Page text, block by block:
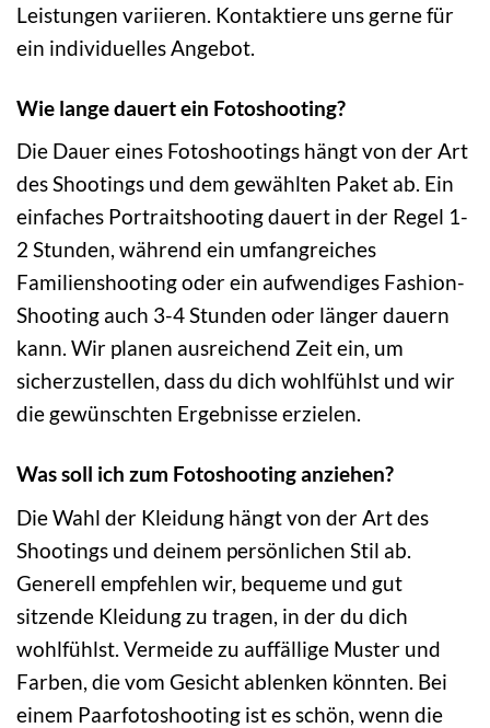
Leistungen variieren. Kontaktiere uns gerne für
ein individuelles Angebot.
Wie lange dauert ein Fotoshooting?
Die Dauer eines Fotoshootings hängt von der Art
des Shootings und dem gewählten Paket ab. Ein
einfaches Portraitshooting dauert in der Regel 1-
2 Stunden, während ein umfangreiches
Familienshooting oder ein aufwendiges Fashion-
Shooting auch 3-4 Stunden oder länger dauern
kann. Wir planen ausreichend Zeit ein, um
sicherzustellen, dass du dich wohlfühlst und wir
die gewünschten Ergebnisse erzielen.
Was soll ich zum Fotoshooting anziehen?
Die Wahl der Kleidung hängt von der Art des
Shootings und deinem persönlichen Stil ab.
Generell empfehlen wir, bequeme und gut
sitzende Kleidung zu tragen, in der du dich
wohlfühlst. Vermeide zu auffällige Muster und
Farben, die vom Gesicht ablenken könnten. Bei
einem Paarfotoshooting ist es schön, wenn die